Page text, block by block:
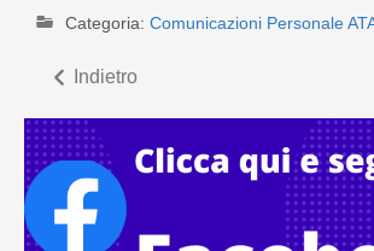
Categoria: Comunicazioni Personale
Indietro